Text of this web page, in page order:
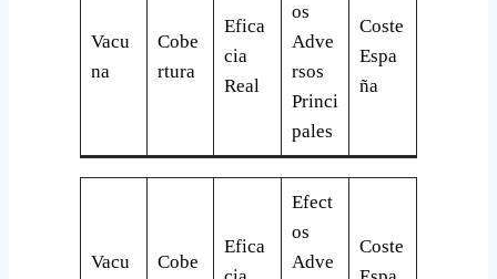
Vacu
na
Cobe
rtura
Efica
cia
Real
os
Adve
rsos
Princi
pales
Coste
Espa
ña
Vacu
Cobe
Efica
Efect
os
Adve
Coste